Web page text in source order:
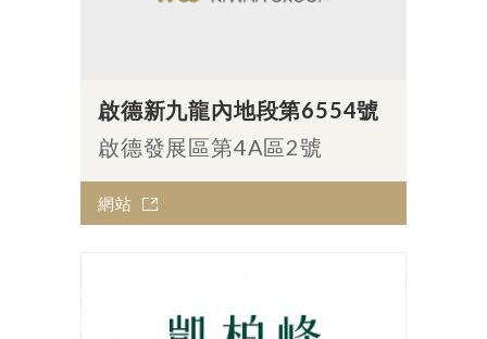
啟德新九龍內地段第6554號
啟德發展區第4A區2號
網站